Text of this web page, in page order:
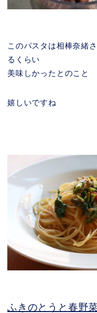
このパスタは相棒奈緒
るくらい
美味しかったとのこと
嬉しいですね
ふきのとうと春野